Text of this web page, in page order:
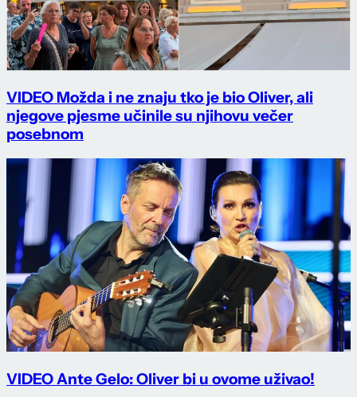
VIDEO Možda i ne znaju tko je bio Oliver, ali
njegove pjesme učinile su njihovu večer
posebnom
VIDEO Ante Gelo: Oliver bi u ovome uživao!